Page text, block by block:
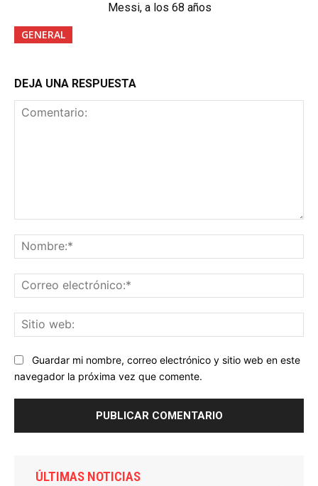
GENERAL
Messi, a los 68 años
DEJA UNA RESPUESTA
Guardar mi nombre, correo electrónico y sitio web en este
navegador la próxima vez que comente.
ÚLTIMAS NOTICIAS